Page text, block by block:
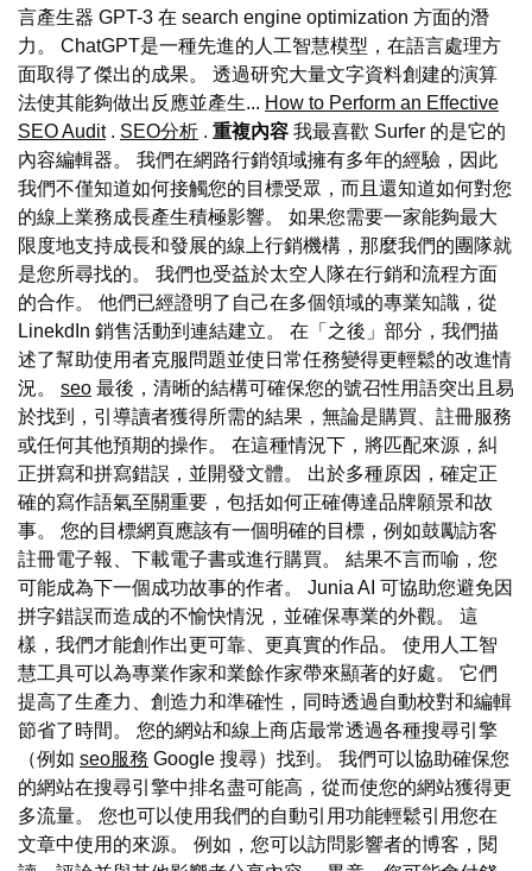
言產生器 GPT-3 在 search engine optimization 方面的潛
力。 ChatGPT是一種先進的人工智慧模型，在語言處理方
面取得了傑出的成果。 透過研究大量文字資料創建的演算
法使其能夠做出反應並產生... How to Perform an Effective
SEO Audit. SEO分析 . 重複內容 我最喜歡 Surfer 的是它的
內容編輯器。 我們在網路行銷領域擁有多年的經驗，因此
我們不僅知道如何接觸您的目標受眾，而且還知道如何對您
的線上業務成長產生積極影響。 如果您需要一家能夠最大
限度地支持成長和發展的線上行銷機構，那麼我們的團隊就
是您所尋找的。 我們也受益於太空人隊在行銷和流程方面
的合作。 他們已經證明了自己在多個領域的專業知識，從
LinekdIn 銷售活動到連結建立。 在「之後」部分，我們描
述了幫助使用者克服問題並使日常任務變得更輕鬆的改進情
況。 seo 最後，清晰的結構可確保您的號召性用語突出且易
於找到，引導讀者獲得所需的結果，無論是購買、註冊服務
或任何其他預期的操作。 在這種情況下，將匹配來源，糾
正拼寫和拼寫錯誤，並開發文體。 出於多種原因，確定正
確的寫作語氣至關重要，包括如何正確傳達品牌願景和故
事。 您的目標網頁應該有一個明確的目標，例如鼓勵訪客
註冊電子報、下載電子書或進行購買。 結果不言而喻，您
可能成為下一個成功故事的作者。 Junia AI 可協助您避免因
拼字錯誤而造成的不愉快情況，並確保專業的外觀。 這
樣，我們才能創作出更可靠、更真實的作品。 使用人工智
慧工具可以為專業作家和業餘作家帶來顯著的好處。 它們
提高了生產力、創造力和準確性，同時透過自動校對和編輯
節省了時間。 您的網站和線上商店最常透過各種搜尋引擎
（例如 seo服務 Google 搜尋）找到。 我們可以協助確保您
的網站在搜尋引擎中排名盡可能高，從而使您的網站獲得更
多流量。 您也可以使用我們的自動引用功能輕鬆引用您在
文章中使用的來源。 例如，您可以訪問影響者的博客，閱